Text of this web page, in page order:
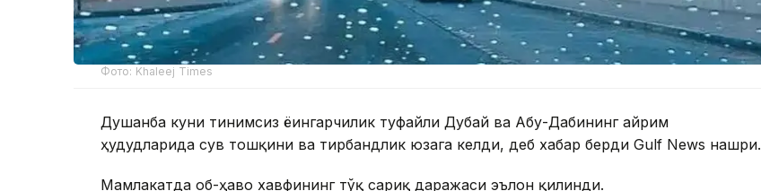
Фото: Khaleej Times
Душанба куни тинимсиз ёғингарчилик туфайли Дубай ва Абу-Дабининг айрим
ҳудудларида сув тошқини ва тирбандлик юзага келди, деб хабар берди Gulf News нашри.
Мамлакатда об-ҳаво хавфининг тўқ сариқ даражаси эълон қилинди.